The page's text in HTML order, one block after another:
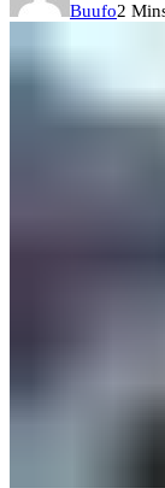
Buufo2